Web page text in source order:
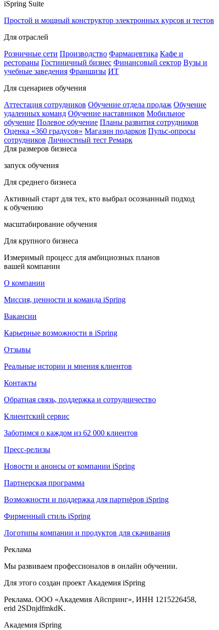
iSpring Suite
Простой и мощный конструктор электронных курсов и тестов
Для отраслей
Розничные сети Производство Фармацевтика Кафе и
рестораны Гостиничный бизнес Финансовый сектор Вузы и
учебные заведения Франшизы ИТ
Для сценариев обучения
Аттестация сотрудников Обучение отдела продаж Обучение
удаленных команд Обучение наставников Мобильное
обучение Полевое обучение Планы развития сотрудников
Оценка «360 градусов» Магазин подарков Пульс-опросы
сотрудников Личностный тест Ремарк
Для размеров бизнеса
запуск обучения
Для среднего бизнеса
Активный старт для тех, кто выбрал осознанный подход
к обучению
масштабирование обучения
Для крупного бизнеса
Измеримый процесс для амбициозных планов
вашей компании
О компании
Миссия, ценности и команда iSpring
Вакансии
Карьерные возможности в iSpring
Отзывы
Реальные истории и мнения клиентов
Контакты
Обратная связь, поддержка и сотрудничество
Клиентский сервис
Заботимся о каждом из 62 000 клиентов
Пресс-релизы
Новости и анонсы от компании iSpring
Партнерская программа
Возможности и поддержка для партнёров iSpring
Фирменный стиль iSpring
Логотипы компании и продуктов для скачивания
Реклама
Мы развиваем профессионалов в онлайн обучении.
Для этого создан проект Академия iSpring
Реклама. ООО «Академия Айспринг», ИНН 1215226458,
erid 2SDnjdfmkdK.
Академия iSpring